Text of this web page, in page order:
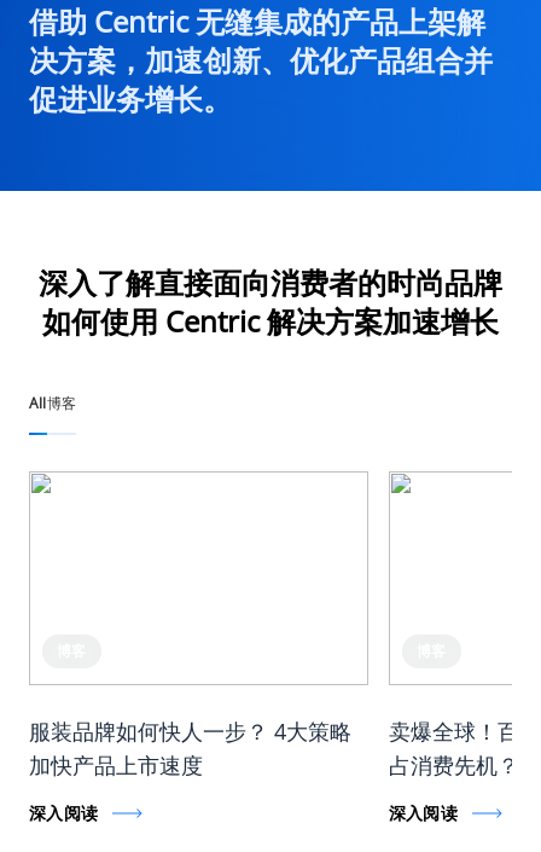
借助 Centric 无缝集成的产品上架解
决方案，加速创新、优化产品组合并
促进业务增长。
深入了解直接面向消费者的时尚品牌
如何使用 Centric 解决方案加速增长
All博客
服装品牌如何快人一步？ 4大策略
加快产品上市速度
深入阅读
卖爆全球！百
占消费先机？
深入阅读